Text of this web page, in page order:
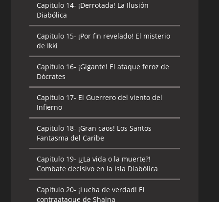
Capitulo 14- ¡Derrotada! La Ilusión
Diabólica
Capitulo 15- ¡Por fin revelado! El misterio
de Ikki
Capitulo 16- ¡Gigante! El ataque feroz de
Dócrates
Capitulo 17- El Guerrero del viento del
Infierno
Capitulo 18- ¡Gran caos! Los Santos
Fantasma del Caribe
Capitulo 19- ¡¿La vida o la muerte?!
Combate decisivo en la Isla Diabólica
Capitulo 20- ¡Lucha de verdad! El
contraataque de Shaina